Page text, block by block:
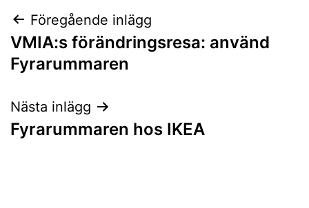
Inläggsnavigering
Föregående inlägg
VMIA:s förändringsresa: använd
Fyrarummaren
Nästa inlägg
Fyrarummaren hos IKEA